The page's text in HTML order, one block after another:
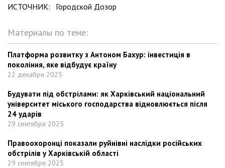
ИСТОЧНИК: Городской Дозор
Материалы по теме:
Платформа розвитку з Антоном Бахур: інвестиція в
покоління, яке відбудує країну
22 декабря 2025
Будувати під обстрілами: як Харківський національний
університет міського господарства відновлюється після
24 ударів
29 сентября 2025
Правоохоронці показали руйнівні наслідки російських
обстрілів у Харківській області
29 сентября 2025